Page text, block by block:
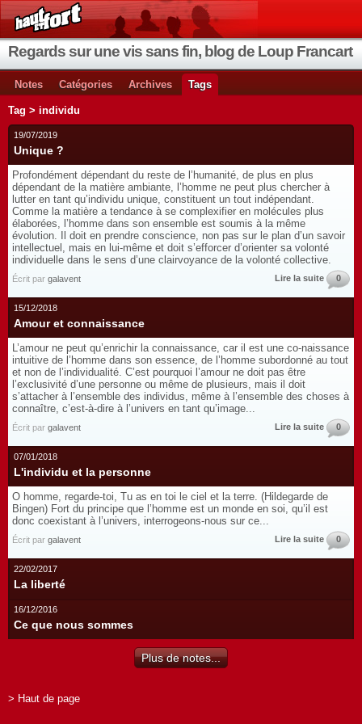
Regards sur une vis sans fin, blog de Loup Francart
Notes Catégories Archives Tags
Tag > individu
19/07/2019
Unique ?
Profondément dépendant du reste de l’humanité, de plus en plus
dépendant de la matière ambiante, l’homme ne peut plus chercher à
lutter en tant qu’individu unique, constituent un tout indépendant.
Comme la matière a tendance à se complexifier en molécules plus
élaborées, l’homme dans son ensemble est soumis à la même
évolution. Il doit en prendre conscience, non pas sur le plan d’un savoir
intellectuel, mais en lui-même et doit s’efforcer d’orienter sa volonté
individuelle dans le sens d’une clairvoyance de la volonté collective.
Écrit par galavent Lire la suite 0
15/12/2018
Amour et connaissance
L’amour ne peut qu’enrichir la connaissance, car il est une co-naissance
intuitive de l’homme dans son essence, de l’homme subordonné au tout
et non de l’individualité. C’est pourquoi l’amour ne doit pas être
l’exclusivité d’une personne ou même de plusieurs, mais il doit
s’attacher à l’ensemble des individus, même à l’ensemble des choses à
connaître, c’est-à-dire à l’univers en tant qu’image...
Écrit par galavent Lire la suite 0
07/01/2018
L'individu et la personne
O homme, regarde-toi, Tu as en toi le ciel et la terre. (Hildegarde de
Bingen) Fort du principe que l’homme est un monde en soi, qu’il est
donc coexistant à l’univers, interrogeons-nous sur ce...
Écrit par galavent Lire la suite 0
22/02/2017
La liberté
16/12/2016
Ce que nous sommes
Plus de notes...
> Haut de page